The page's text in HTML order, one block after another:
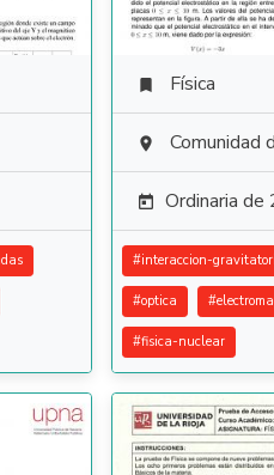
 Física
 Comunidad
 Ordinaria de
#interaccion-
#optica #
#fisica-nuclear